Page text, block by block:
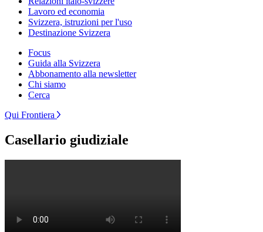
Lavoro ed economia
Svizzera, istruzioni per l'uso
Destinazione Svizzera
Focus
Guida alla Svizzera
Abbonamento alla newsletter
Chi siamo
Cerca
Qui Frontiera
Casellario giudiziale